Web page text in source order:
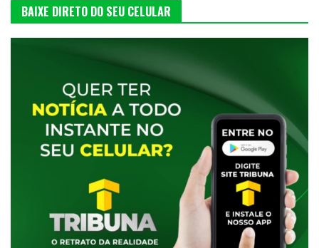
BAIXE DIRETO DO SEU CELULAR